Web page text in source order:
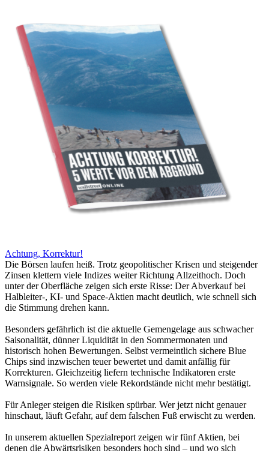
Achtung, Korrektur!
Die Börsen laufen heiß. Trotz geopolitischer Krisen und steigender
Zinsen klettern viele Indizes weiter Richtung Allzeithoch. Doch
unter der Oberfläche zeigen sich erste Risse: Der Abverkauf bei
Halbleiter-, KI- und Space-Aktien macht deutlich, wie schnell sich
die Stimmung drehen kann.
Besonders gefährlich ist die aktuelle Gemengelage aus schwacher
Saisonalität, dünner Liquidität in den Sommermonaten und
historisch hohen Bewertungen. Selbst vermeintlich sichere Blue
Chips sind inzwischen teuer bewertet und damit anfällig für
Korrekturen. Gleichzeitig liefern technische Indikatoren erste
Warnsignale. So werden viele Rekordstände nicht mehr bestätigt.
Für Anleger steigen die Risiken spürbar. Wer jetzt nicht genauer
hinschaut, läuft Gefahr, auf dem falschen Fuß erwischt zu werden.
In unserem aktuellen Spezialreport zeigen wir fünf Aktien, bei
denen die Abwärtsrisiken besonders hoch sind – und wo sich